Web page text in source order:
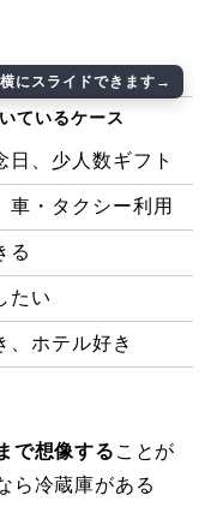
ているケース
日、少人数ギフト
車・タクシー利用
る
たい
、ホテル好き
で想像する ことが
ら冷蔵庫がある